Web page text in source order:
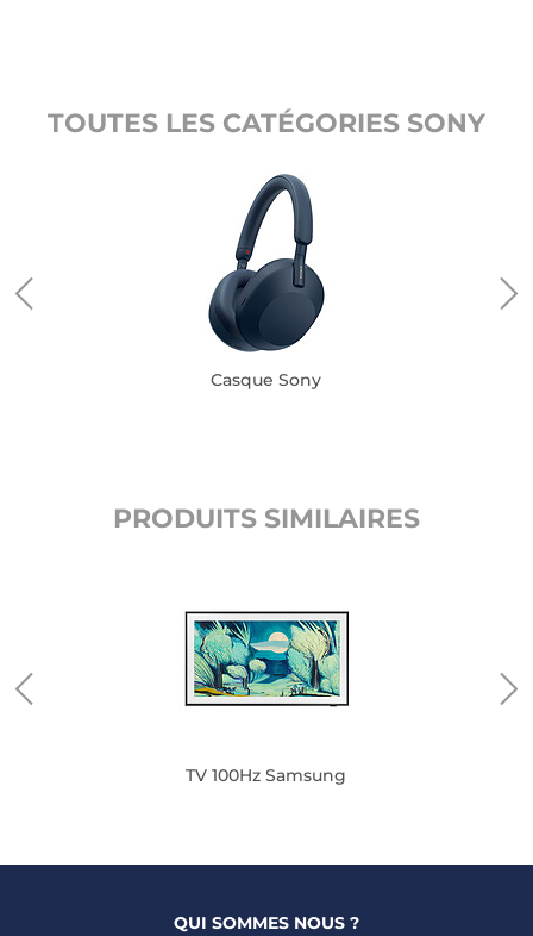
TOUTES LES CATÉGORIES SONY
Casque Sony
PRODUITS SIMILAIRES
TV 100Hz Samsung
QUI SOMMES NOUS ?